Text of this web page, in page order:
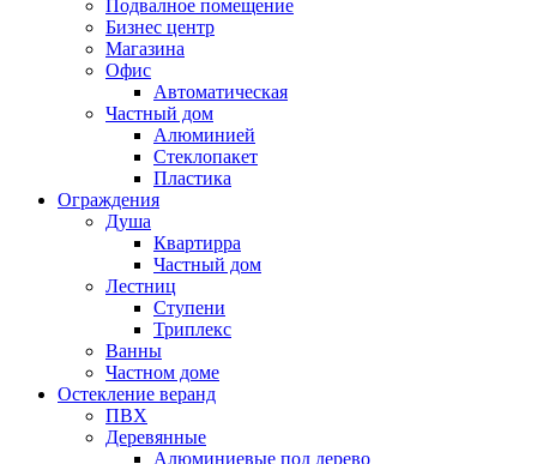
Подвалное помещение
Бизнес центр
Магазина
Офис
Автоматическая
Частный дом
Алюминией
Стеклопакет
Пластика
Ограждения
Душа
Квартирра
Частный дом
Лестниц
Ступени
Триплекс
Ванны
Частном доме
Остекление веранд
ПВХ
Деревянные
Алюминиевые под дерево